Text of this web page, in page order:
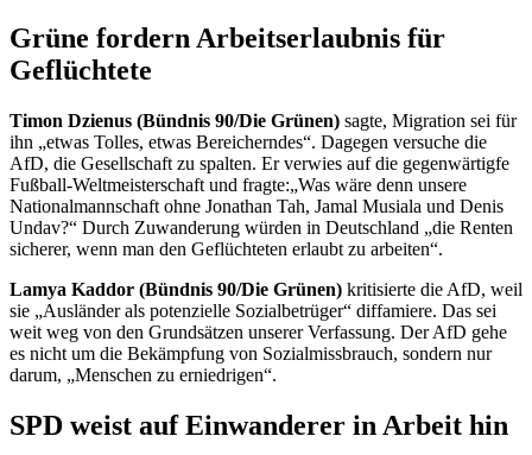
Grüne fordern Arbeitserlaubnis für
Geflüchtete
Timon Dzienus (Bündnis 90/Die Grünen) sagte, Migration sei für
ihn „etwas Tolles, etwas Bereicherndes“. Dagegen versuche die
AfD, die Gesellschaft zu spalten. Er verwies auf die gegenwärtigfe
Fußball-Weltmeisterschaft und fragte:„Was wäre denn unsere
Nationalmannschaft ohne Jonathan Tah, Jamal Musiala und Denis
Undav?“ Durch Zuwanderung würden in Deutschland „die Renten
sicherer, wenn man den Geflüchteten erlaubt zu arbeiten“.
Lamya Kaddor (Bündnis 90/Die Grünen) kritisierte die AfD, weil
sie „Ausländer als potenzielle Sozialbetrüger“ diffamiere. Das sei
weit weg von den Grundsätzen unserer Verfassung. Der AfD gehe
es nicht um die Bekämpfung von Sozialmissbrauch, sondern nur
darum, „Menschen zu erniedrigen“.
SPD weist auf Einwanderer in Arbeit hin